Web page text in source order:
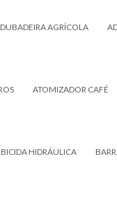
AGRÍCOLA
ATOMIZADOR CAFÉ
HIDRÁULICA